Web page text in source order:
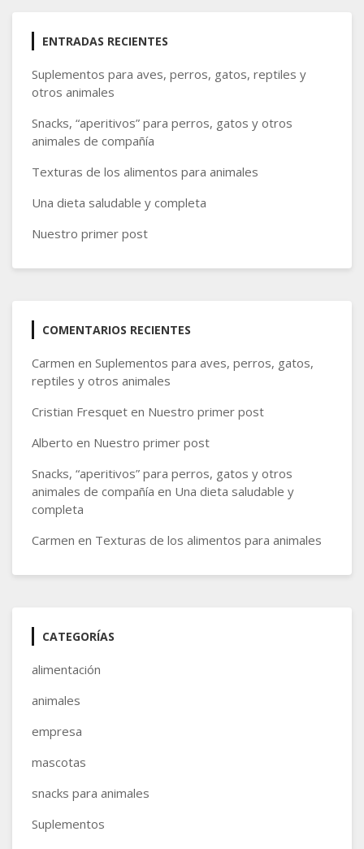
ENTRADAS RECIENTES
Suplementos para aves, perros, gatos, reptiles y
otros animales
Snacks, “aperitivos” para perros, gatos y otros
animales de compañía
Texturas de los alimentos para animales
Una dieta saludable y completa
Nuestro primer post
COMENTARIOS RECIENTES
Carmen en Suplementos para aves, perros, gatos,
reptiles y otros animales
Cristian Fresquet en Nuestro primer post
Alberto en Nuestro primer post
Snacks, “aperitivos” para perros, gatos y otros
animales de compañía en Una dieta saludable y
completa
Carmen en Texturas de los alimentos para animales
CATEGORÍAS
alimentación
animales
empresa
mascotas
snacks para animales
Suplementos